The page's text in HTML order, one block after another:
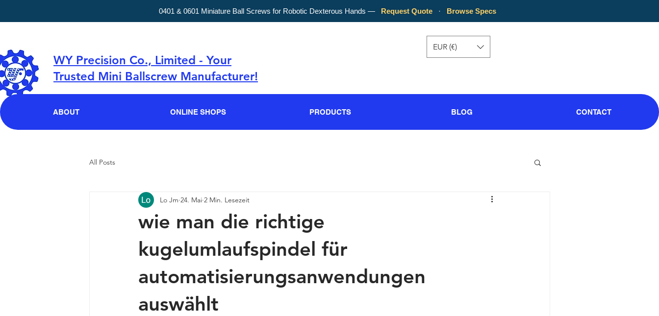
WY Precision Co., Limited - Your
Trusted Mini Ballscrew Manufacturer!
EUR (€)
ABOUT ONLINE SHOPS PRODUCTS BLOG CONTACT
All Posts
wie man die richtige
kugelumlaufspindel für
automatisierungsanwendungen
auswählt
Lo Jm 24. Mai 2 Min. Lesezeit
0401 & 0601 Miniature Ball Screws for Robotic Dexterous Hands — Request Quote · Browse Specs